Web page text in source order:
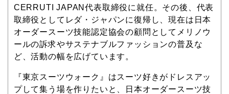
CERRUTI JAPAN代表取締役に就任。その後、代表
取締役としてレダ・ジャパンに復帰し、現在は日本
オーダースーツ技能認定協会の顧問としてメリノウ
ールの訴求やサステナブルファッションの普及な
ど、活動の幅を広げています。
『東京スーツウォーク』はスーツ好きがドレスアッ
プして集う場を作りたいと、日本オーダースーツ技